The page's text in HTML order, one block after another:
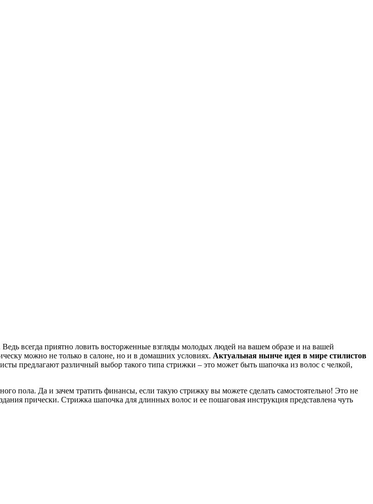
всегда приятно ловить восторженные взгляды молодых людей на вашем образе и на вашей
можно не только в салоне, но и в домашних условиях. Актуальная нынче идея в мире стилистов
предлагают различный выбор такого типа стрижки – это может быть шапочка из волос с челкой,
пола. Да и зачем тратить финансы, если такую стрижку вы можете сделать самостоятельно! Это не
прически. Стрижка шапочка для длинных волос и ее пошаговая инструкция представлена чуть